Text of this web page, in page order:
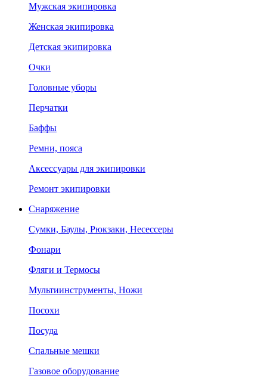
Мужская экипировка
Женская экипировка
Детская экипировка
Очки
Головные уборы
Перчатки
Баффы
Ремни, пояса
Аксессуары для экипировки
Ремонт экипировки
Снаряжение
Сумки, Баулы, Рюкзаки, Несессеры
Фонари
Фляги и Термосы
Мультиинструменты, Ножи
Посохи
Посуда
Спальные мешки
Газовое оборудование